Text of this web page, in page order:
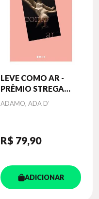
LEVE COMO AR -
PRÊMIO STREGA
2023
Autor
ADAMO, ADA D’
R$ 79,90
ADICIONAR